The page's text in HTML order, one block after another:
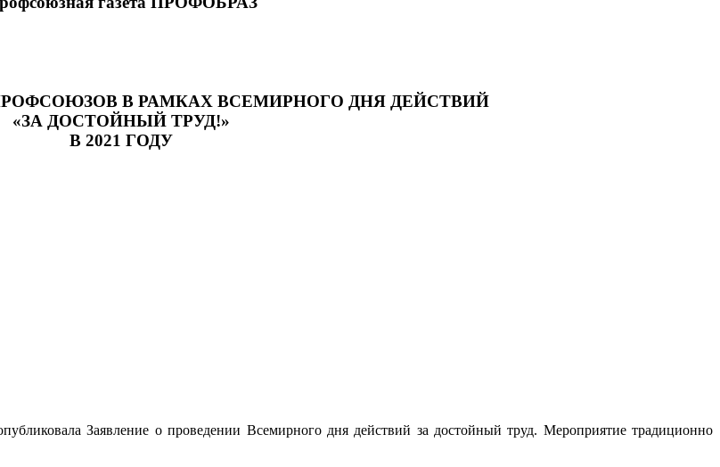
В РАМКАХ ВСЕМИРНОГО ДНЯ ДЕЙСТВИЙ
«ЗА ДОСТОЙНЫЙ ТРУД!»
В 2021 ГОДУ
Заявление о проведении Всемирного дня действий за достойный труд. Мероприятие традиционно